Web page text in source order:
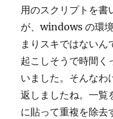
用のスクリプトを書
が、windows の環
まりスキではないん
起こしそうで時間く
いました。そんなわ
返しましたね。一覧
に貼って重複を除去